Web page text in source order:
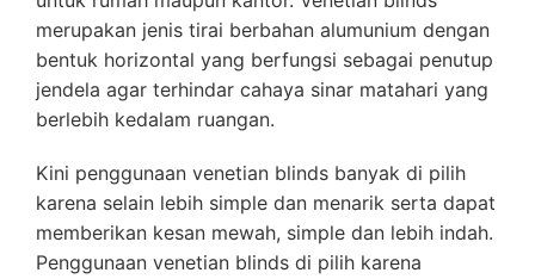
merupakan jenis tirai berbahan alumunium dengan
bentuk horizontal yang berfungsi sebagai penutup
jendela agar terhindar cahaya sinar matahari yang
berlebih kedalam ruangan.
Kini penggunaan venetian blinds banyak di pilih
karena selain lebih simple dan menarik serta dapat
memberikan kesan mewah, simple dan lebih indah.
Penggunaan venetian blinds di pilih karena